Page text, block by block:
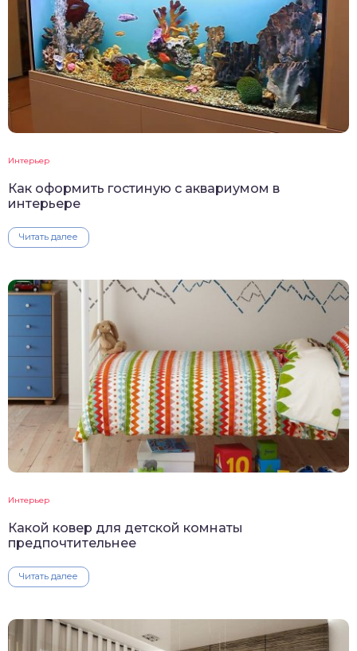
Интерьер
Как оформить гостиную с аквариумом в
интерьере
Читать далее
Интерьер
Какой ковер для детской комнаты
предпочтительнее
Читать далее